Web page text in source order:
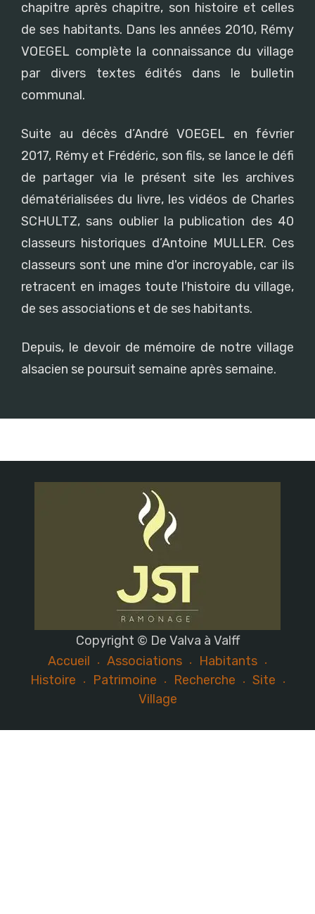
chapitre après chapitre, son histoire et celles
de ses habitants. Dans les années 2010, Rémy
VOEGEL complète la connaissance du village
par divers textes édités dans le bulletin
communal.
Suite au décès d’André VOEGEL en février
2017, Rémy et Frédéric, son fils, se lance le défi
de partager via le présent site les archives
dématérialisées du livre, les vidéos de Charles
SCHULTZ, sans oublier la publication des 40
classeurs historiques d’Antoine MULLER. Ces
classeurs sont une mine d'or incroyable, car ils
retracent en images toute l'histoire du village,
de ses associations et de ses habitants.
Depuis, le devoir de mémoire de notre village
alsacien se poursuit semaine après semaine.
Copyright © De Valva à Valff
Accueil
Associations
Habitants
Histoire
Patrimoine Recherche
Site
Village